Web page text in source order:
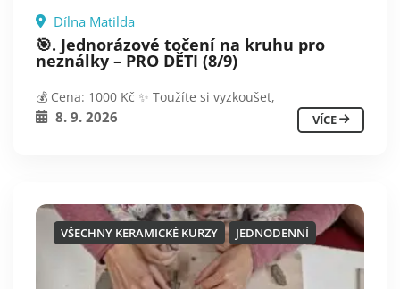
Dílna Matilda
🎯. Jednorázové točení na kruhu pro
neználky – PRO DĚTI (8/9)
💰 Cena: 1000 Kč ✨ Toužíte si vyzkoušet,
8. 9. 2026 VÍCE
VŠECHNY KERAMICKÉ KURZY JEDNODENNÍ